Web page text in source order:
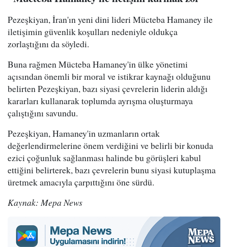
Pezeşkiyan, İran'ın yeni dini lideri Mücteba Hamaney ile
iletişimin güvenlik koşulları nedeniyle oldukça
zorlaştığını da söyledi.
Buna rağmen Mücteba Hamaney'in ülke yönetimi
açısından önemli bir moral ve istikrar kaynağı olduğunu
belirten Pezeşkiyan, bazı siyasi çevrelerin liderin aldığı
kararları kullanarak toplumda ayrışma oluşturmaya
çalıştığını savundu.
Pezeşkiyan, Hamaney'in uzmanların ortak
değerlendirmelerine önem verdiğini ve belirli bir konuda
ezici çoğunluk sağlanması halinde bu görüşleri kabul
ettiğini belirterek, bazı çevrelerin bunu siyasi kutuplaşma
üretmek amacıyla çarpıttığını öne sürdü.
Kaynak: Mepa News